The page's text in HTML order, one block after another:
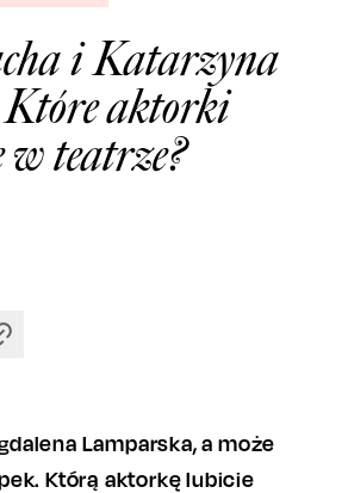
i Katarzyna
Które aktorki
w teatrze?
Lamparska, a może
Którą aktorkę lubicie